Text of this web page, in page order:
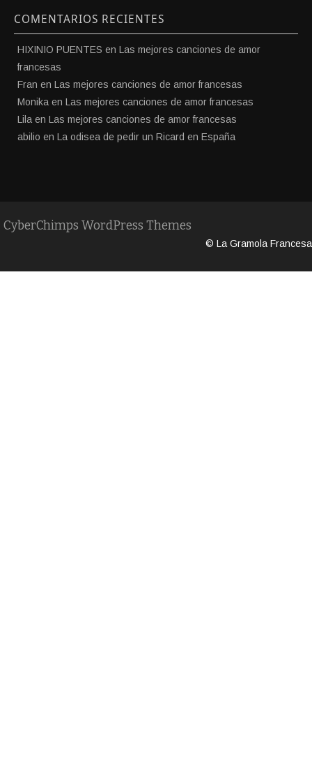
COMENTARIOS RECIENTES
HIXINIO PUENTES en Las mejores canciones de amor
francesas
Fran en Las mejores canciones de amor francesas
Monika en Las mejores canciones de amor francesas
Lila en Las mejores canciones de amor francesas
abilio en La odisea de pedir un Ricard en España
CyberChimps WordPress Themes
© La Gramola Francesa